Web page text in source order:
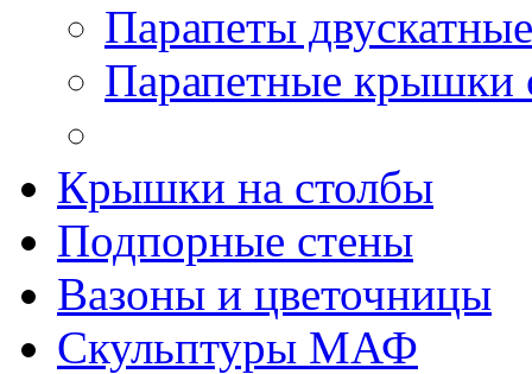
Парапеты двускатные
Парапетные крышки
Крышки на столбы
Подпорные стены
Вазоны и цветочницы
Скульптуры МАФ